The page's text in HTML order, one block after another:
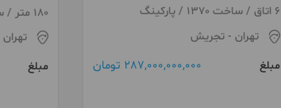
6 اتاق / ساخت 1370 / پارکینگ
تهران- تجریش
مبلغ
287,000,000,000 تومان
180 متر / ساخت 1380
تهران
مبلغ